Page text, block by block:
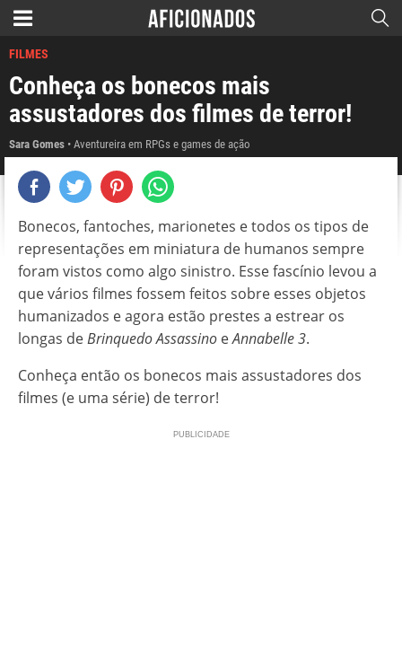
FILMES
Conheça os bonecos mais
assustadores dos filmes de terror!
Sara Gomes Aventureira em RPGs e games de ação
Bonecos, fantoches, marionetes e todos os tipos de
representações em miniatura de humanos sempre
foram vistos como algo sinistro. Esse fascínio levou a
que vários filmes fossem feitos sobre esses objetos
humanizados e agora estão prestes a estrear os
longas deBrinquedo Assassino eAnnabelle 3.
Conheça então os bonecos mais assustadores dos
filmes (e uma série) de terror!